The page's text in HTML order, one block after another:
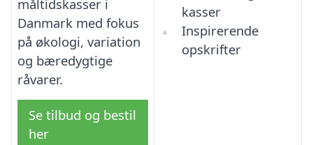
måltidskasser i
Danmark med fokus
på økologi, variation
og bæredygtige
råvarer.
Se tilbud og bestil
her
kasser
Inspirerende
opskrifter